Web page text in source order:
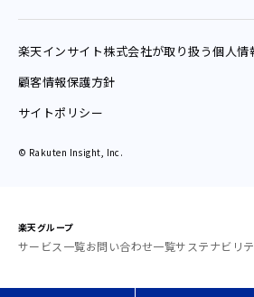
楽天インサイト株式会社が取り扱う個人情
顧客情報保護方針
サイトポリシー
© Rakuten Insight, Inc.
楽天グループ
サービス一覧お問い合わせ一覧サステナビリテ